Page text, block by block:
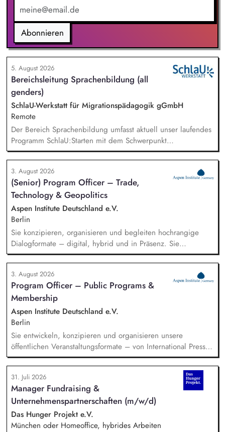
Abonnieren
5. August 2026
Bereichsleitung Sprachenbildung (all
genders)
SchlaU-Werkstatt für Migrationspädagogik gGmbH
Remote
Der Bereich Sprachenbildung umfasst aktuell unser laufendes
Programm SchlaU:Starten mit dem Schwerpunkt
"Alphabetisierung in DaZ für die Grundschule" sowie
zukünftig weitere auf Unterrichtsmaterial bezogene Projekte
mit den Schwerpunkten sprachensensibles und
rassismuskritisches Deutschlernen von der Grundschule bis in
die Berufliche Bildung. Der Bereich Sprachenbildung
entwickelt in seinen Projekten dazu zielgruppengerechte und
innovative Unterrichtsmaterialien und begleitet pädagogische
Fachkräfte mit daran angeschlossenen
Weiterbildungsangeboten online wie offline.
3. August 2026
(Senior) Program Officer – Trade,
Technology & Geopolitics
Aspen Institute Deutschland e.V.
Berlin
Sie konzipieren, organisieren und begleiten hochrangige
Dialogformate – digital, hybrid und in Präsenz. Sie
identifizieren aktuelle Entwicklungen in den Bereichen
Handel, Technologie, Geopolitik und wirtschaftliche
Sicherheit und bereiten diese für Veranstaltungen,
Hintergrundgespräche, Publikationen und politische
Diskussionen auf. Sie identifizieren und gewinnen
Referent*innen sowie Diskussionspartner aus Politik,
Wirtschaft, Wissenschaft und Zivilgesellschaft.
3. August 2026
Program Officer – Public Programs &
Membership
Aspen Institute Deutschland e.V.
Berlin
Sie entwickeln, konzipieren und organisieren unsere
öffentlichen Veranstaltungsformate – von International Press
Roundtables, Deep Dive Discussions und Aspen Fireside
Chats bis hin zu besonderen Formaten wie der Aspen
Summer Party, der Aspen Gala und neuen
Veranstaltungsformaten. Sie identifizieren aktuelle politische
Themen und gewinnen hochrangige Referentinnen sowie
Diskussionspartnerinnen aus Politik, Wirtschaft, Wissenschaft,
Medien und Zivilgesellschaft.
31. Juli 2026
Manager Fundraising &
Unternehmenspartnerschaften (m/w/d)
Das Hunger Projekt e.V.
München oder Homeoffice, hybrides Arbeiten